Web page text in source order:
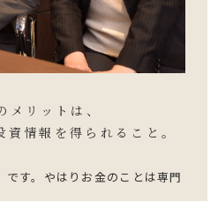
リットは、
情報を得られること。
す。やはりお金のことは専門